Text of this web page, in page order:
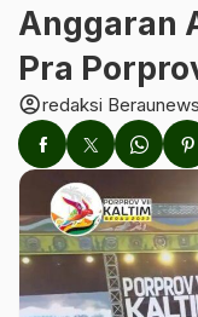
Anggaran
Pra
account_circleredaksi Beraunews